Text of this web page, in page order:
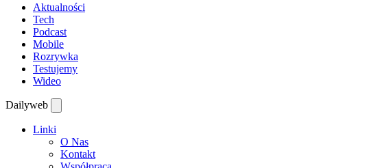
Aktualności
Tech
Podcast
Mobile
Rozrywka
Testujemy
Wideo
Dailyweb
Linki
O Nas
Kontakt